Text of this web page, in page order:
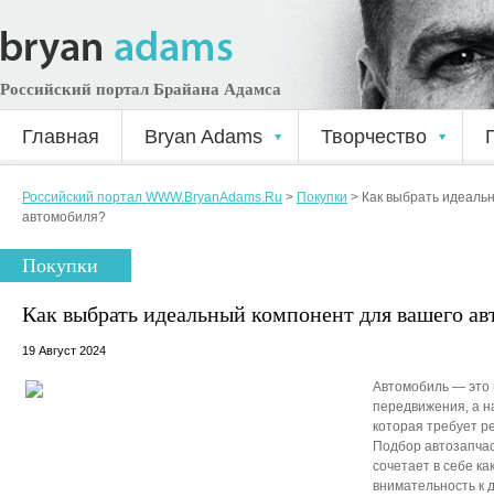
Российский портал Брайана Адамса
Главная Bryan Adams Творчество
Российский портал WWW.BryanAdams.Ru > Покупки > Как выбрать
автомобиля?
Покупки
Как выбрать идеальный компонент для вашего
19 Август 2024
Автомобиль — это
передвижения, а
которая требует
Подбор
сочетает в себе
внимательность к